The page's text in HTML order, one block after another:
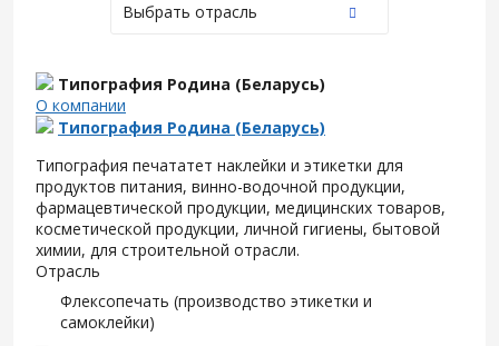
Выбрать отрасль
Типография Родина (Беларусь)
О компании
Типография Родина (Беларусь)
Типография печататет наклейки и этикетки для
продуктов питания, винно-водочной продукции,
фармацевтической продукции, медицинских товаров,
косметической продукции, личной гигиены, бытовой
химии, для строительной отрасли.
Отрасль
Флексопечать (производство этикетки и
самоклейки)